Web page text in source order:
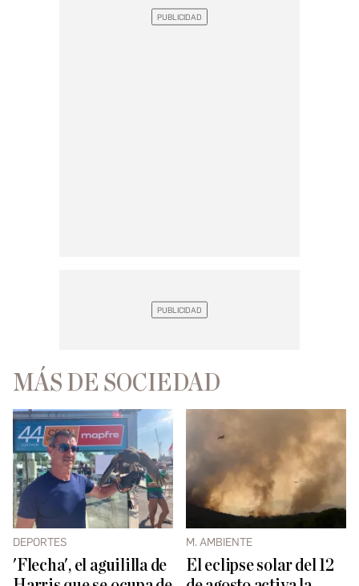
MÁS DE SOCIEDAD
DEPORTES
'Flecha', el aguililla de
M. AMBIENTE
El eclipse solar del 12